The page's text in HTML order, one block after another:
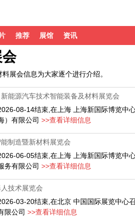
推荐 展馆 资讯
展会信息为大家逐个进行介绍。
能源汽车技术智能装备及材料展览会
08-14结束,在上海 上海新国际博览中心
）有限公司 >>查看详细信息
制造暨新材料展览会
06-05结束,在上海 上海新国际博览中心
务有限公司 >>查看详细信息
技术展览会
03-20结束,在北京 中国国际展览中心召
限公司 >>查看详细信息